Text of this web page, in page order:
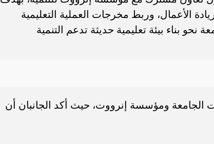
الأعمال، وربط مخرجات العملية التعليمية
بناء بيئة تعليمية حديثة تدعم التنمية
الجامعة ومؤسسة إنرووت، حيث أكد الجانبان أن
البيطري.. 24 قسمًا و3 برامج مميزة...